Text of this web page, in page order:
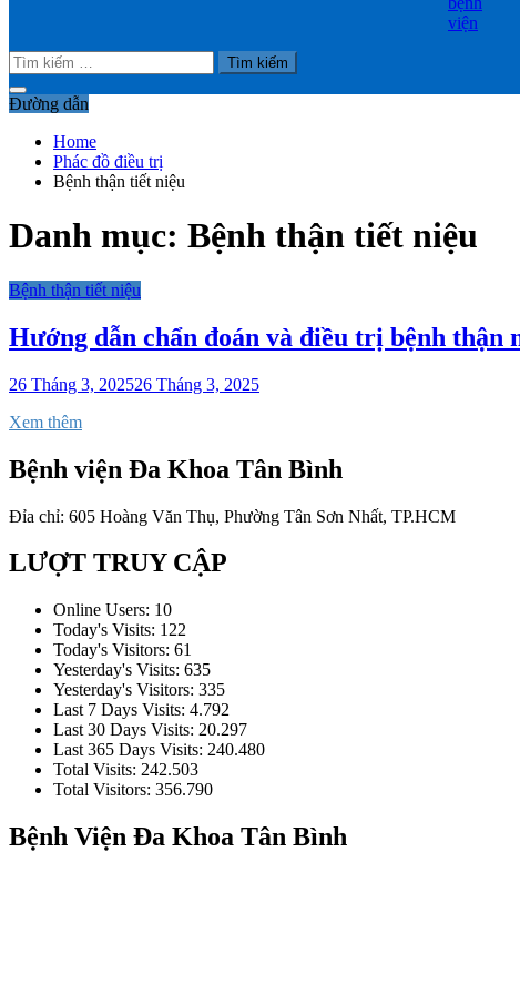
viện
Tìm
kiếm
cho:
Đường dẫn
Home
Phác đồ điều trị
Bệnh thận tiết niệu
Danh mục: Bệnh thận tiết niệu
Bệnh thận tiết niệu
Hướng dẫn chẩn đoán và điều trị bệnh thận
26 Tháng 3, 202526 Tháng 3, 2025
Xem thêm
Bệnh viện Đa Khoa Tân Bình
Đỉa chỉ: 605 Hoàng Văn Thụ, Phường Tân Sơn Nhất, TP.HCM
LƯỢT TRUY CẬP
Online Users: 10
Today's Visits: 122
Today's Visitors: 61
Yesterday's Visits: 635
Yesterday's Visitors: 335
Last 7 Days Visits: 4.792
Last 30 Days Visits: 20.297
Last 365 Days Visits: 240.480
Total Visits: 242.503
Total Visitors: 356.790
Bệnh Viện Đa Khoa Tân Bình